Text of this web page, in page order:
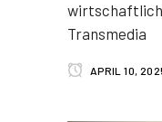
Transmedia
APRIL 10,